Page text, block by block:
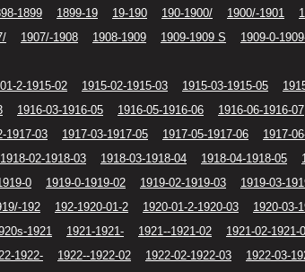
1899 1899-19 19-190 190-1900/ 1900/-1901
1907/-1908 1908-1909 1909-1909 S 1909-0-
2-1915-02 1915-02-1915-03 1915-03-1915-05
1916-03-1916-05 1916-05-1916-06 1916-06-1916-07
1917-03 1917-03-1917-05 1917-05-1917-06 1917-
1918-02-1918-03 1918-03-1918-04 1918-04-1918-05
0 1919-0-1919-02 1919-02-1919-03 1919-03-
192 192-1920-01-2 1920-01-2-1920-03 1920-03-
1921 1921-1921- 1921--1921-02 1921-02-1921-
1922- 1922--1922-02 1922-02-1922-03 1922-03-